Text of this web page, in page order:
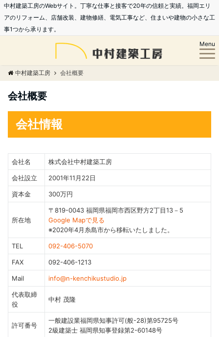
中村建築工房のWebサイト。丁寧な仕事と接客で20年の信頼と実績。福岡エリ
アのリフォーム、店舗改装、建物修繕、電気工事など、住まいや建物の小さな工
事1つから承ります。
Menu
中村建築工房 会社概要
会社概要
会社情報
会社名 株式会社中村建築工房
会社設立 2001年11月22日
資本金 300万円
所在地
〒819-0043 福岡県福岡市西区野方2丁目13－5
Google Mapで見る
※2020年4月糸島市から移転いたしました。
TEL 092-406-5070
FAX 092-406-1213
Mail info@n-kenchikustudio.jp
代表取締
役
中村 茂隆
許可番号
一般建設業福岡県知事許可(般-28)第95725号
2級建築士 福岡県知事登録第2-60148号